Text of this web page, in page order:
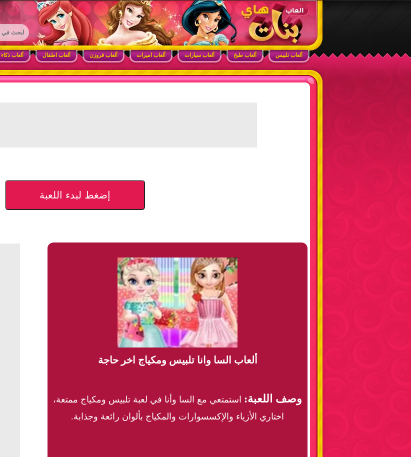
ألعاب بنات هاي – أفضل ألعاب تلبيس، مكياج، طبخ وأنشطة ممتعة للبنات
ابحث في الموقع
ألعاب تلبيس ألعاب طبخ ألعاب سيارات ألعاب اميرات ألعاب فروزن ألعاب اطفال ألعاب ذكاء
إضغط لبدء اللعبة
ألعاب السا وانا تلبيس ومكياج اخر حاجة
وصف اللعبة: استمتعي مع السا وأنا في لعبة تلبيس ومكياج ممتعة،
اختاري الأزياء والإكسسوارات والمكياج بألوان رائعة وجذابة.